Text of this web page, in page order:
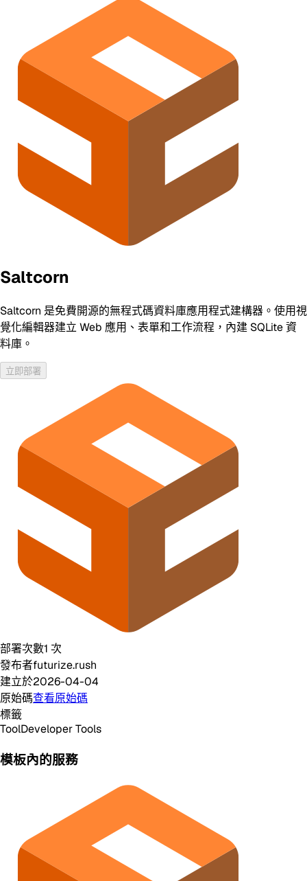
Saltcorn
Saltcorn 是免費開源的無程式碼資料庫應用程式建構器。使用視
覺化編輯器建立 Web 應用、表單和工作流程，內建 SQLite 資
料庫。
立即部署
部署次數1 次
發布者futurize.rush
建立於2026-04-04
原始碼查看原始碼
標籤
ToolDeveloper Tools
模板內的服務